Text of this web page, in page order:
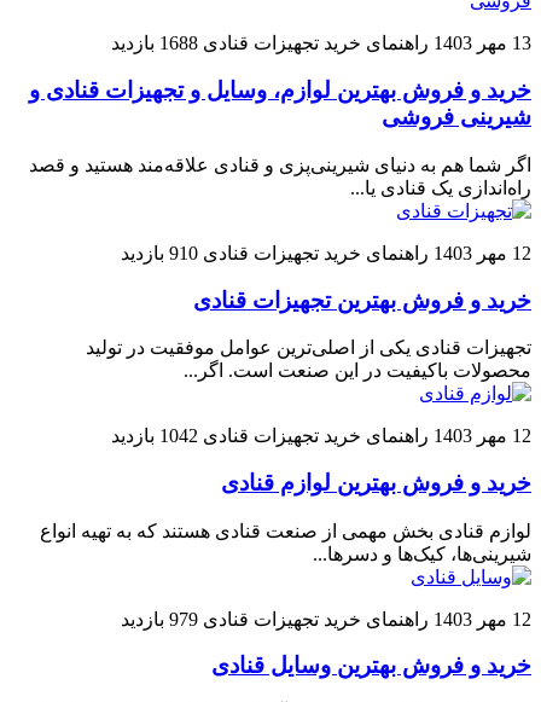
13 مهر 1403 راهنمای خرید تجهیزات قنادی 1688 بازدید
خرید و فروش بهترین لوازم، وسایل و تجهیزات قنادی و
شیرینی فروشی
اگر شما هم به دنیای شیرینی‌پزی و قنادی علاقه‌مند هستید و قصد
راه‌اندازی یک قنادی یا...
12 مهر 1403 راهنمای خرید تجهیزات قنادی 910 بازدید
خرید و فروش بهترین تجهیزات قنادی
تجهیزات قنادی یکی از اصلی‌ترین عوامل موفقیت در تولید
محصولات باکیفیت در این صنعت است. اگر...
12 مهر 1403 راهنمای خرید تجهیزات قنادی 1042 بازدید
خرید و فروش بهترین لوازم قنادی
لوازم قنادی بخش مهمی از صنعت قنادی هستند که به تهیه انواع
شیرینی‌ها، کیک‌ها و دسرها...
12 مهر 1403 راهنمای خرید تجهیزات قنادی 979 بازدید
خرید و فروش بهترین وسایل قنادی